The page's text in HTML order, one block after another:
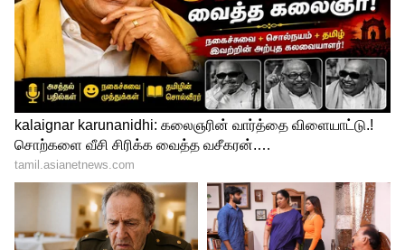
Related Articles
Summer Food Tips: கோடையில் உணவு
வீணாகாமல் இருக்க 10 சூப்பர் டிப்ஸ்!
Unhealthy Breakfast: இந்த 5
உணவுகளையும் காலையில் சாப்பிடவே